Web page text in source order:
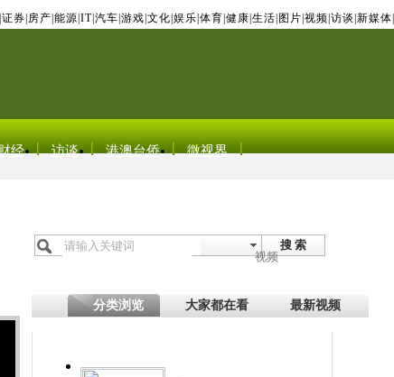
证券 房产 能源 IT| 汽车 游戏 文化 娱乐 体育 健康 生活 图片 视频 访谈 新媒体
经 访谈 港澳台侨 微视界
搜 索
视频
分类浏览 大家都在看 最新视频